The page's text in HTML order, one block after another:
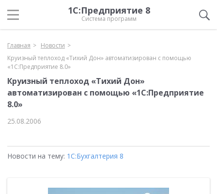
1С:Предприятие 8
Система программ
Главная
Новости
Круизный теплоход «Тихий Дон» автоматизирован с помощью
«1С:Предприятие 8.0»
Круизный теплоход «Тихий Дон»
автоматизирован с помощью «1С:Предприятие
8.0»
25.08.2006
Новости на тему: 1С:Бухгалтерия 8